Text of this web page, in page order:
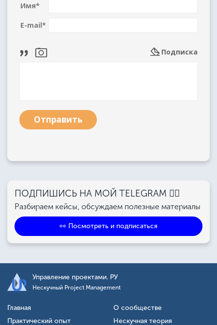
Имя*
E-mail*
Подписка
Отправить
ПОДПИШИСЬ НА МОЙ TELEGRAM 👉🏻
Разбираем кейсы, обсуждаем полезные материалы
👀 Посмотреть и подписаться
Управление проектами. РУ
Нескучный Project Management
Главная
О сообществе
Практический опыт
Нескучная теория